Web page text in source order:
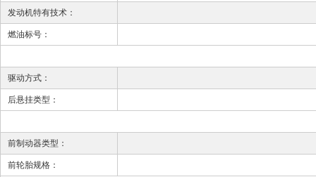
发动机特有技术：
燃油标号：
驱动方式：
后悬挂类型：
前制动器类型：
前轮胎规格：